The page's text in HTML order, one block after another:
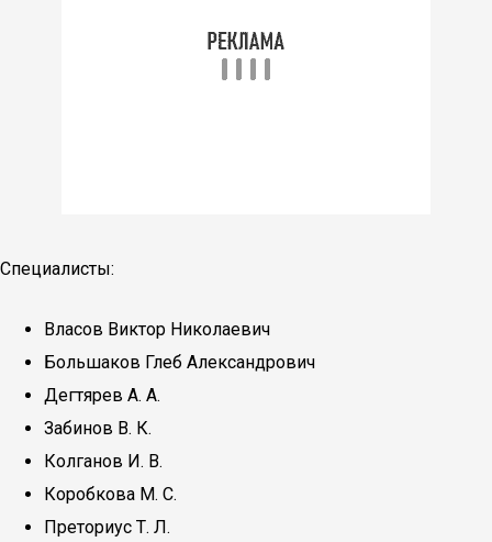
Специалисты:
Власов Виктор Николаевич
Большаков Глеб Александрович
Дегтярев А. А.
Забинов В. К.
Колганов И. В.
Коробкова М. С.
Преториус Т. Л.